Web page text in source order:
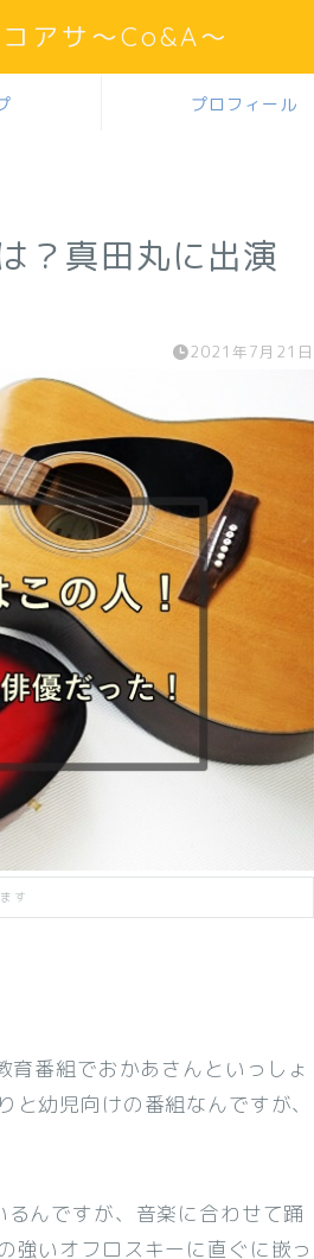
アサ～Co&A～
プロフィール
？真田丸に出演
2021年7月21日
す
育番組でおかあさんといっしょ
幼児向けの番組なんですが、
んですが、音楽に合わせて踊
強いオフロスキーに直ぐに嵌っ